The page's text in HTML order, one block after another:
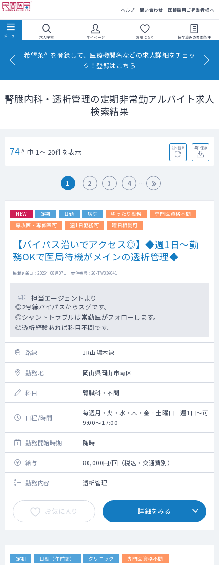
ヘルプ 問い合わせ 医師採用ご担当者様へ
求人検索 マイページ お気に入り 保存済みの検索条件
希望条件を登録して、医療機関名などの求人詳細をチェッ
ク！登録はこちら
腎臓内科・透析管理の定期非常勤アルバイト求人
検索結果
74件中 1～ 20件を表示 並べ替え 条件保存
1 2 3 4
NEW 定期 日勤 病院 ゆったり勤務
専門医資格不問
専攻医・専修医可
週1日勤務可 曜日相談可
【バイパス沿いでアクセス◎】◆週1日～勤
務OKで医局待機がメインの透析管理◆
掲載更新日 : 2026年08月07日 案件番号 : 26-TW336041
担当エージェントより
◎2号線バイパスからスグです。
◎シャントトラブルは常勤医がフォローします。
◎透析経験あれば科目不問です。
路線 JR山陽本線
勤務地 岡山県岡山市南区
科目 腎臓科・不問
日程/時間
毎週月・火・水・木・金・土曜日 週1日～可
9:00～17:00
勤務開始時期 随時
給与 80,000円/回（税込・交通費別）
勤務内容 透析管理
お気に入り 詳細をみる
定期 日勤（午前診） クリニック
専門医資格不問